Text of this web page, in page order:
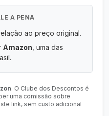
A PENA
ao preço original.
Amazon , uma das
. O Clube dos Descontos é
uma comissão sobre
link, sem custo adicional